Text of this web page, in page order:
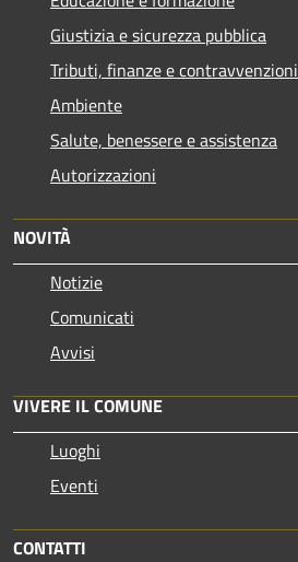
Giustizia e sicurezza pubblica
Tributi, finanze e contravvenzioni
Ambiente
Salute, benessere e assistenza
Autorizzazioni
NOVITÀ
Notizie
Comunicati
Avvisi
VIVERE IL COMUNE
Luoghi
Eventi
CONTATTI